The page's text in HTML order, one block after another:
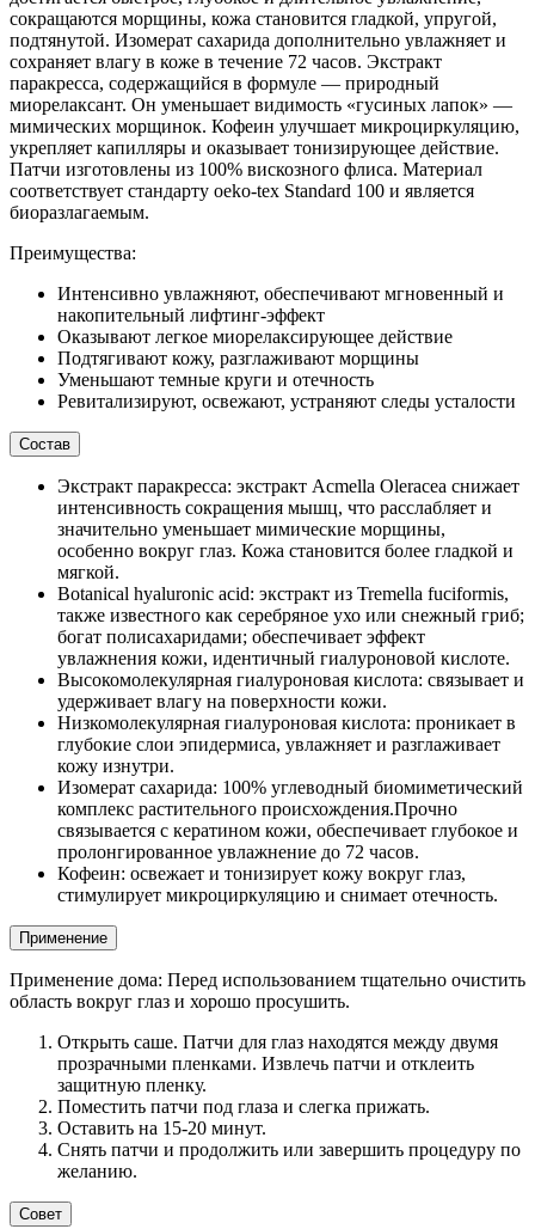
сокращаются морщины, кожа становится гладкой, упругой,
подтянутой. Изомерат сахарида дополнительно увлажняет и
сохраняет влагу в коже в течение 72 часов. Экстракт
паракресса, содержащийся в формуле ― природный
миорелаксант. Он уменьшает видимость «гусиных лапок» ―
мимических морщинок. Кофеин улучшает микроциркуляцию,
укрепляет капилляры и оказывает тонизирующее действие.
Патчи изготовлены из 100% вискозного флиса. Материал
соответствует стандарту oeko-tex Standard 100 и является
биоразлагаемым.
Преимущества:
Интенсивно увлажняют, обеспечивают мгновенный и
накопительный лифтинг-эффект
Оказывают легкое миорелаксирующее действие
Подтягивают кожу, разглаживают морщины
Уменьшают темные круги и отечность
Ревитализируют, освежают, устраняют следы усталости
Состав
Экстракт паракресса: экстракт Acmella Oleracea снижает
интенсивность сокращения мышц, что расслабляет и
значительно уменьшает мимические морщины,
особенно вокруг глаз. Кожа становится более гладкой и
мягкой.
Botanical hyaluronic acid: экстракт из Tremella fuciformis,
также известного как серебряное ухо или снежный гриб;
богат полисахаридами; обеспечивает эффект
увлажнения кожи, идентичный гиалуроновой кислоте.
Высокомолекулярная гиалуроновая кислота: связывает и
удерживает влагу на поверхности кожи.
Низкомолекулярная гиалуроновая кислота: проникает в
глубокие слои эпидермиса, увлажняет и разглаживает
кожу изнутри.
Изомерат сахарида: 100% углеводный биомиметический
комплекс растительного происхождения.Прочно
связывается с кератином кожи, обеспечивает глубокое и
пролонгированное увлажнение до 72 часов.
Кофеин: освежает и тонизирует кожу вокруг глаз,
стимулирует микроциркуляцию и снимает отечность.
Применение
Применение дома: Перед использованием тщательно очистить
область вокруг глаз и хорошо просушить.
Открыть саше. Патчи для глаз находятся между двумя
прозрачными пленками. Извлечь патчи и отклеить
защитную пленку.
Поместить патчи под глаза и слегка прижать.
Оставить на 15-20 минут.
Снять патчи и продолжить или завершить процедуру по
желанию.
Совет